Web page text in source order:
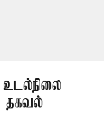
தகவல்